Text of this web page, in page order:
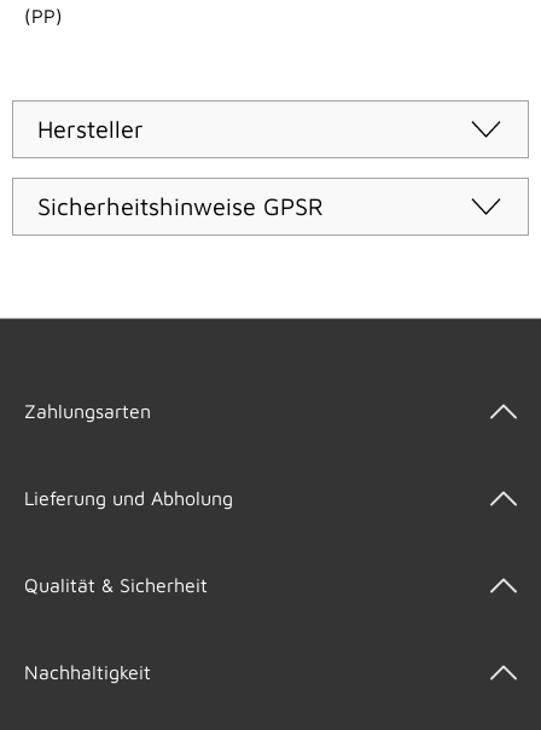
(PP)
Hersteller
Sicherheitshinweise GPSR
Zahlungsarten
Lieferung und Abholung
Qualität & Sicherheit
Nachhaltigkeit